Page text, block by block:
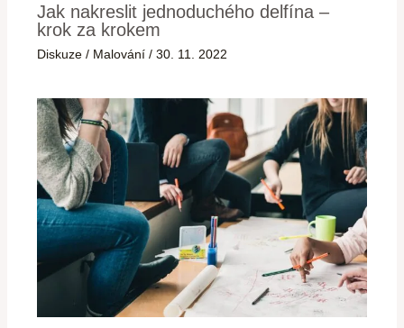
Jak nakreslit jednoduchého delfína –
krok za krokem
Diskuze / Malování /30. 11. 2022